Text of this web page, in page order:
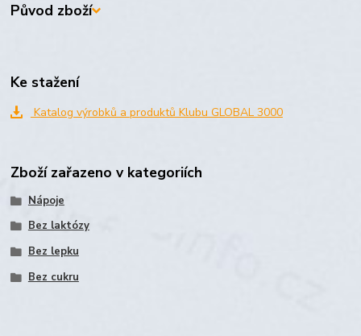
Původ zboží
Ke stažení
Katalog výrobků a produktů Klubu GLOBAL 3000
Zboží zařazeno v kategoriích
Nápoje
Bez laktózy
Bez lepku
Bez cukru